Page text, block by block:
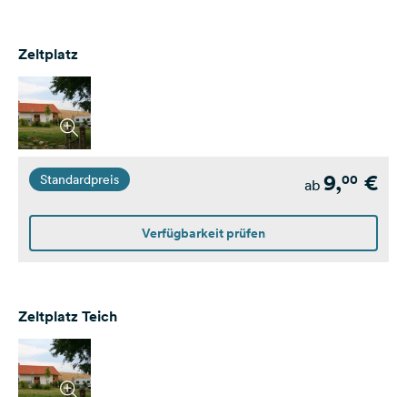
Zeltplatz
Standardpreis ab 9,00 €
Verfügbarkeit prüfen
Zeltplatz Teich